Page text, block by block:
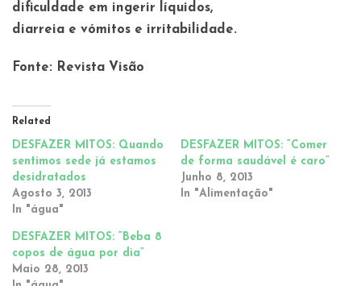
dificuldade em ingerir líquidos,
diarreia e vómitos e irritabilidade.
Fonte: Revista Visão
Related
DESFAZER MITOS: Quando
sentimos sede já estamos
desidratados
Agosto 3, 2013
In "água"
DESFAZER MITOS: “Comer
de forma saudável é caro”
Junho 8, 2013
In "Alimentação"
DESFAZER MITOS: “Beba 8
copos de água por dia”
Maio 28, 2013